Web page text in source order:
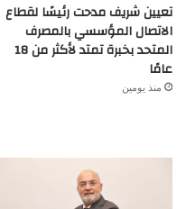
تعيين شريف مدحت رئيسًا لقطاع
الاتصال المؤسسي بالمصرف
المتحد بخبرة تمتد لأكثر من 18
عامًا
منذ يومين